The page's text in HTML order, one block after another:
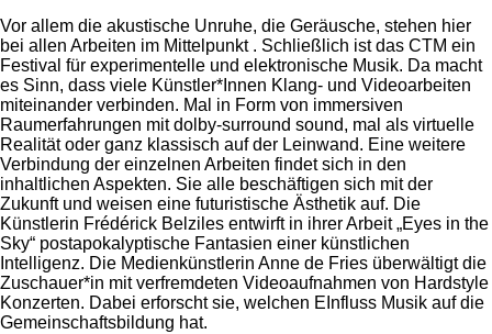
Vor allem die akustische Unruhe, die Geräusche, stehen hier
bei allen Arbeiten im Mittelpunkt . Schließlich ist das CTM ein
Festival für experimentelle und elektronische Musik. Da macht
es Sinn, dass viele Künstler*Innen Klang- und Videoarbeiten
miteinander verbinden. Mal in Form von immersiven
Raumerfahrungen mit dolby-surround sound, mal als virtuelle
Realität oder ganz klassisch auf der Leinwand. Eine weitere
Verbindung der einzelnen Arbeiten findet sich in den
inhaltlichen Aspekten. Sie alle beschäftigen sich mit der
Zukunft und weisen eine futuristische Ästhetik auf. Die
Künstlerin Frédérick Belziles entwirft in ihrer Arbeit „Eyes in the
Sky“ postapokalyptische Fantasien einer künstlichen
Intelligenz. Die Medienkünstlerin Anne de Fries überwältigt die
Zuschauer*in mit verfremdeten Videoaufnahmen von Hardstyle
Konzerten. Dabei erforscht sie, welchen EInfluss Musik auf die
Gemeinschaftsbildung hat.